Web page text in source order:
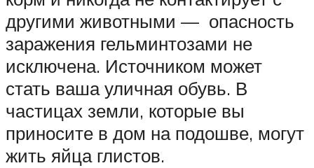
другими животными — опасность
заражения гельминтозами не
исключена. Источником может
стать ваша уличная обувь. В
частицах земли, которые вы
приносите в дом на подошве, могут
жить яйца глистов.